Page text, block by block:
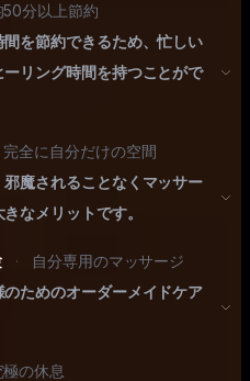
50分以上節約
を節約できるため、忙しい
リング時間を持つことがで
完全に自分だけの空間
魔されることなくマッサー
なメリットです。
·
自分専用のマッサージ
ためのオーダーメイドケア
極の休息